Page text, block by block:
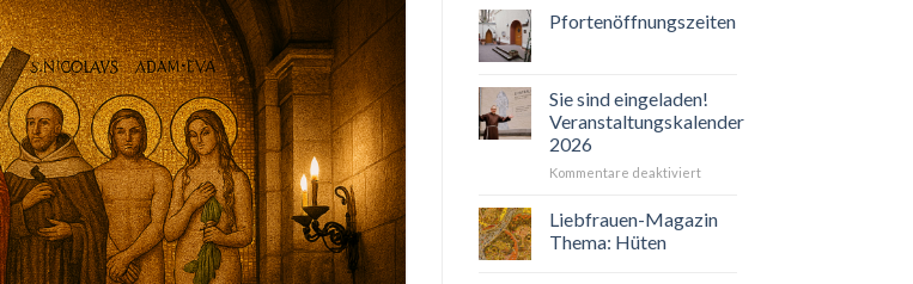
Pfortenöffnungszeiten
Sie sind eingeladen!
Veranstaltungskalender
2026
Kommentare deaktiviertfür
sind
Liebfrauen-Magazin
Thema: Hüten